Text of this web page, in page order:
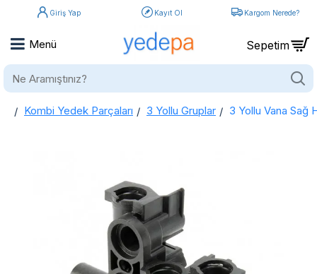
Giriş Yap Kayıt Ol Kargom Nerede?
Ne
home
Kombi Yedek Parçaları 3 Yollu Gruplar 3 Yollu Vana Sağ